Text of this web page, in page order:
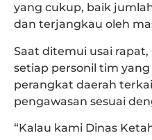
yang cukup, baik
dan terjangkau oleh
Saat ditemui usai
setiap personil tim
perangkat daerah
pengawasan sesuai
“Kalau kami Dinas